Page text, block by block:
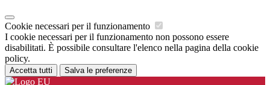
Cookie necessari per il funzionamento
I cookie necessari per il funzionamento non possono essere
disabilitati. È possibile consultare l'elenco nella pagina della cookie
policy.
Accetta tutti Salva le preferenze